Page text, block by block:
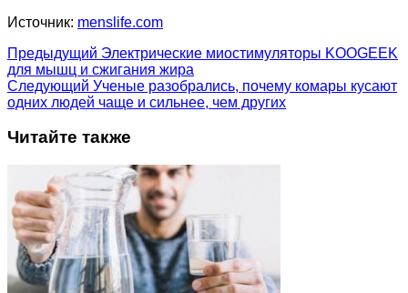
Источник: menslife.com
Предыдущий Электрические миостимуляторы KOOGEEK
для мышц и сжигания жира
Следующий Ученые разобрались, почему комары кусают
одних людей чаще и сильнее, чем других
Читайте также